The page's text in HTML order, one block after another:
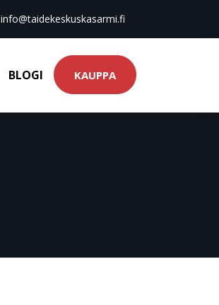
info@taidekeskuskasarmi.fi
BLOGI KAUPPA